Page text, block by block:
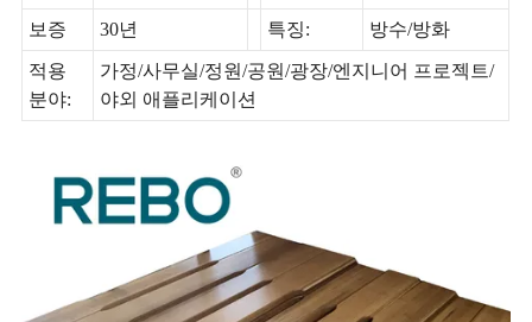
보증 30년 특징: 방수/방화
적용
분야:
가정/사무실/정원/공원/광장/엔지니어 프로젝트/
야외 애플리케이션